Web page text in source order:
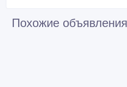
Похожие объявления